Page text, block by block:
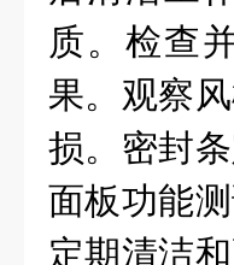
质。检查
果。观察
损。密封
面板功能
定期清洁